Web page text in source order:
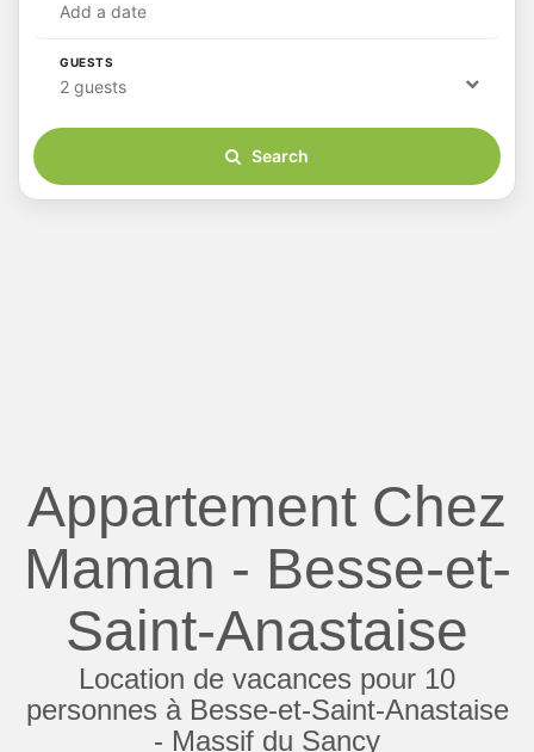
Add a date
GUESTS
2 guests
Search
Appartement Chez
Maman - Besse-et-
Saint-Anastaise
Location de vacances pour 10
personnes à Besse-et-Saint-Anastaise
- Massif du Sancy